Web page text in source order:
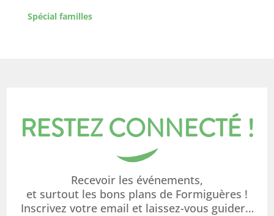
Spécial familles
RESTEZ CONNECTÉ !
Recevoir les événements,
et surtout les bons plans de Formiguères !
Inscrivez votre email et laissez-vous guider…